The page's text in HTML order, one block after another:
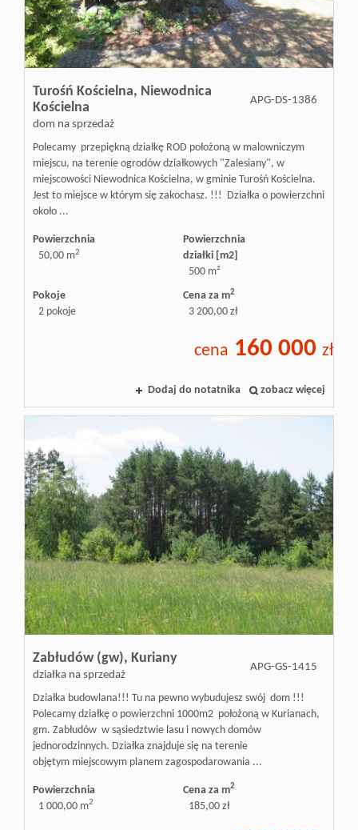
Turośń Kościelna, Niewodnica
Kościelna
dom na sprzedaż
APG-DS-1386
Polecamy przepiękną działkę ROD położoną w malowniczym
miejscu, na terenie ogrodów działkowych "Zalesiany", w
miejscowości Niewodnica Kościelna, w gminie Turośń Kościelna.
Jest to miejsce w którym się zakochasz. !!! Działka o powierzchni
około ...
Powierzchnia
50,00 m2
Powierzchnia
działki [m2]
500 m²
Pokoje
2 pokoje
Cena za m2
3 200,00 zł
cena 160 000 zł
Dodaj do notatnika zobacz więcej
Zabłudów (gw), Kuriany
działka na sprzedaż
APG-GS-1415
Działka budowlana!!! Tu na pewno wybudujesz swój dom !!!
Polecamy działkę o powierzchni 1000m2 położoną w Kurianach,
gm. Zabłudów w sąsiedztwie lasu i nowych domów
jednorodzinnych. Działka znajduje się na terenie
objętym miejscowym planem zagospodarowania ...
Powierzchnia
1 000,00 m2
Cena za m2
185,00 zł